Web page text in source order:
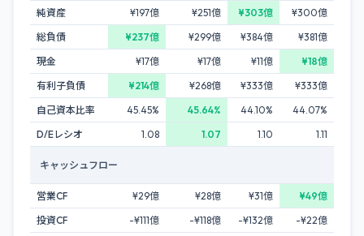
純資産
¥197億 ¥251億 ¥303億
¥300億
総負債
¥237億 ¥299億 ¥384億
¥381億
現金
¥17億 ¥17億 ¥11億
¥18億
有利子負債
¥214億 ¥268億 ¥333億
¥333億
自己資本比率
45.45% 45.64% 44.10%
44.07%
D/Eレシオ
1.08 1.07 1.10 1.11
キャッシュフロー
営業CF ¥29億 ¥28億 ¥31億
¥49億
投資CF
-¥111億 -¥118億 -¥132億
-¥22億